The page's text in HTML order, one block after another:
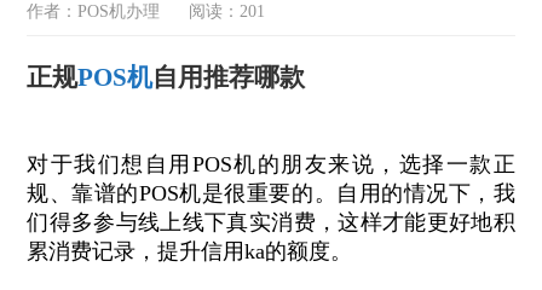
作者：POS机办理
阅读：201
正规POS机自用推荐哪款
对于我们想自用POS机的朋友来说，选择一款正
规、靠谱的POS机是很重要的。自用的情况下，我
们得多参与线上线下真实消费，这样才能更好地积
累消费记录，提升信用ka的额度。